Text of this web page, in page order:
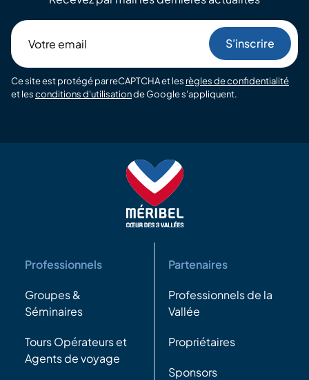
email
Ce site est protégé par reCAPTCHA et les règles de confidentialité
et lesconditions d'utilisationde Google s'appliquent.
Professionnels
Groupes &
Séminaires
Tours Opérateurs et
Agents de voyage
Partenaires
Professionnels de la
Vallée
Propriétaires
Sponsors